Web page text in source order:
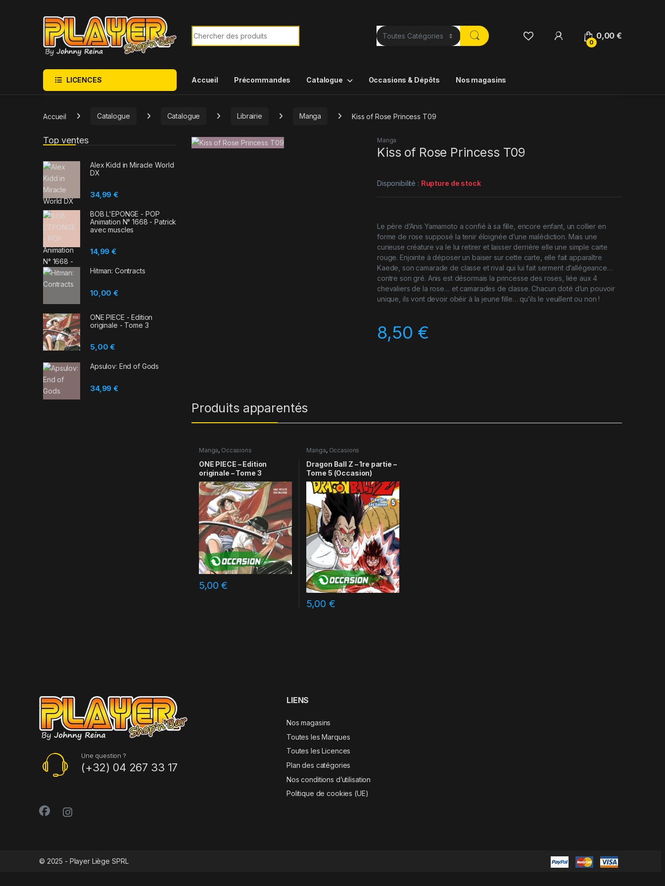
Recherche de :
0
0,00€
LICENCES Accueil Précommandes Catalogue Occasions & Dépôts Nos magasins
Accueil Catalogue Catalogue Librairie Manga Kiss of Rose Princess T09
Manga
Kiss of Rose Princess T09
Disponibilité : Rupture de stock
Le père d’Anis Yamamoto a confié à sa fille, encore enfant, un collier en
forme de rose supposé la tenir éloignée d’une malédiction. Mais une
curieuse créature va le lui retirer et laisser derrière elle une simple carte
rouge. Enjointe à déposer un baiser sur cette carte, elle fait apparaître
Kaede, son camarade de classe et rival qui lui fait serment d’allégeance…
contre son gré. Anis est désormais la princesse des roses, liée aux 4
chevaliers de la rose… et camarades de classe. Chacun doté d’un pouvoir
unique, ils vont devoir obéir à la jeune fille… qu’ils le veuillent ou non !
8,50 €
Produits apparentés
Manga, Occasions
ONE PIECE – Edition
originale – Tome 3
5,00€
Manga, Occasions
Dragon Ball Z – 1re partie –
Tome 5 (Occasion)
5,00 €
Top ventes
Alex Kidd in Miracle World
DX
34,99€
BOB L'EPONGE - POP
Animation N° 1668 - Patrick
avec muscles
14,99€
Hitman: Contracts
10,00€
ONE PIECE - Edition
originale - Tome 3
5,00€
Apsulov: End of Gods
34,99€
Une question ?
(+32) 04 267 33 17
LIENS
Nos magasins
Toutes les Marques
Toutes les Licences
Plan des catégories
Nos conditions d’utilisation
Politique de cookies (UE)
© 2025 - Player Liège SPRL